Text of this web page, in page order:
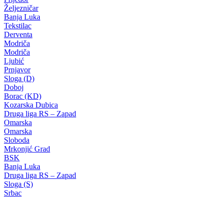
Željezničar
Banja Luka
Tekstilac
Derventa
Modriča
Modriča
Ljubić
Prnjavor
Sloga (D)
Doboj
Borac (KD)
Kozarska Dubica
Druga liga RS – Zapad
Omarska
Omarska
Sloboda
Mrkonjić Grad
BSK
Banja Luka
Druga liga RS – Zapad
Sloga (S)
Srbac